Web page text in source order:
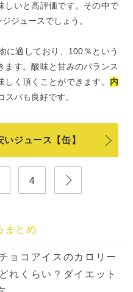
しいと高評価です。その中で
ジュースでしょう。
に適しており、100％という
ます。酸味と甘みのバランス
く頂くことができます。 内
スパも良好です。
ジュース【缶】
4
まとめ
ョコアイスのカロリー
れくらい？ダイエット